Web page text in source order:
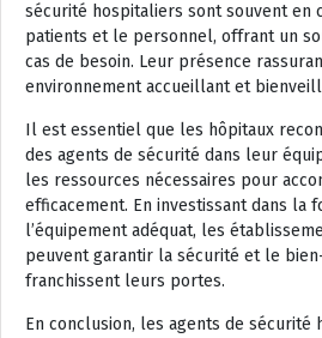
sécurité hospitaliers sont souvent en
patients et le personnel, offrant un
cas de besoin. Leur présence
environnement accueillant et
Il est essentiel que les hôpitaux
des agents de sécurité dans leur
les ressources nécessaires pour
efficacement. En investissant dans la
l’équipement adéquat, les
peuvent garantir la sécurité et le
franchissent leurs portes.
En conclusion, les agents de sécurité